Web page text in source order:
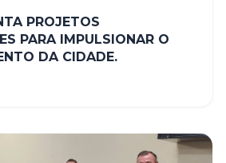
PROJETOS
PARA IMPULSIONAR O
DA CIDADE.